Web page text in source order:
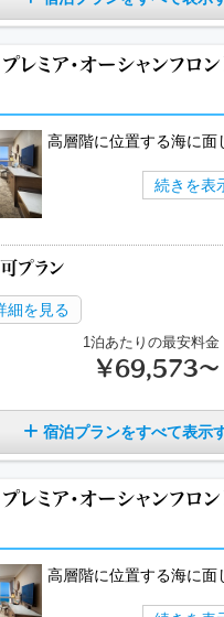
プレミア・オーシャンフロ
高層階に位置する海に面
続きを表
プラン
細を見る
1泊あたりの最安料金
￥69,573～
宿泊プランをすべて表示
プレミア・オーシャンフロ
高層階に位置する海に面